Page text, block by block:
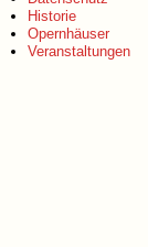
Historie
Opernhäuser
Veranstaltungen